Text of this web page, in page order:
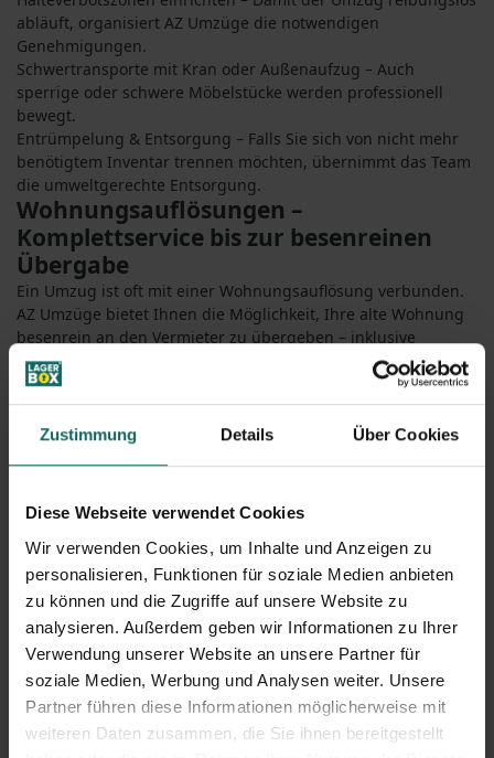
Zustimmung Details Über Cookies
Diese Webseite verwendet Cookies
Wir verwenden Cookies, um Inhalte und Anzeigen zu
personalisieren, Funktionen für soziale Medien anbieten
zu können und die Zugriffe auf unsere Website zu
analysieren. Außerdem geben wir Informationen zu Ihrer
Verwendung unserer Website an unsere Partner für
soziale Medien, Werbung und Analysen weiter. Unsere
Partner führen diese Informationen möglicherweise mit
weiteren Daten zusammen, die Sie ihnen bereitgestellt
abläuft, organisiert AZ Umzüge die notwendigen
Genehmigungen.
Schwertransporte mit Kran oder Außenaufzug – Auch
sperrige oder schwere Möbelstücke werden professionell
bewegt.
Entrümpelung & Entsorgung – Falls Sie sich von nicht mehr
benötigtem Inventar trennen möchten, übernimmt das Team
die umweltgerechte Entsorgung.
Wohnungsauflösungen –
Komplettservice bis zur besenreinen
Übergabe
Ein Umzug ist oft mit einer Wohnungsauflösung verbunden.
AZ Umzüge bietet Ihnen die Möglichkeit, Ihre alte Wohnung
besenrein an den Vermieter zu übergeben – inklusive
Räumung, Entsorgung und Reinigung.
Für wen eignet sich AZ Umzüge?
Privatkunden –Ob Singlewohnung oder großes Haus, Ihr
Umzug wird individuell geplant.
Nah- und Fernumzüge –
Egal, ob innerhalb der Stadt oder
Ziel.
Warum AZ Umzüge?
✔Professionelle Planung & maßgeschneiderte Lösungen
✔Komplettservice – von der Verpackung bis zur Montage
✔Erfahrenes Team für alle Umzugsanforderungen
Zuverlässige & transparente Preisgestaltung
Mit AZ Umzüge wird Ihr Umzug zum sorglosen Erlebnis, ganz
nach Ihren Wünschen und Bedürfnissen.
Jetzt unverbindliches Angebot einholen: